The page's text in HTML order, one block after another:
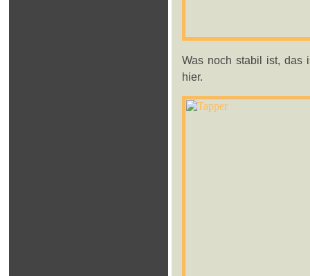
Was noch stabil ist, das
hier.